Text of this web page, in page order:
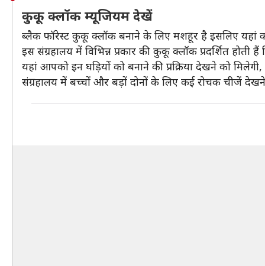
कुकू क्लॉक म्यूजियम देखें
ब्लैक फॉरेस्ट कुकू क्लॉक बनाने के लिए मशहूर है इसलिए
इस संग्रहालय में विभिन्न प्रकार की कुकू क्लॉक प्रदर्शित
यहां आपको इन घड़ियों को बनाने की प्रक्रिया देखने को
संग्रहालय में बच्चों और बड़ों दोनों के लिए कई रोचक चीजें